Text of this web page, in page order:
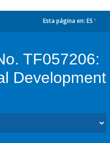
Esta página en: ES
TF057206:
Development